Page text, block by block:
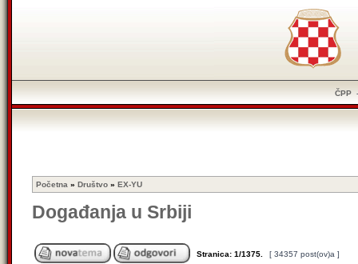
ČPP
Početna » Društvo » EX-YU
Događanja u Srbiji
Stranica: 1/1375 [ 34357 post(ov)a ]